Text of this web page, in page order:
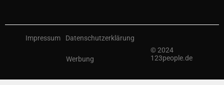
© 2024
123people.de
Impressum Datenschutzerklärung
Werbung